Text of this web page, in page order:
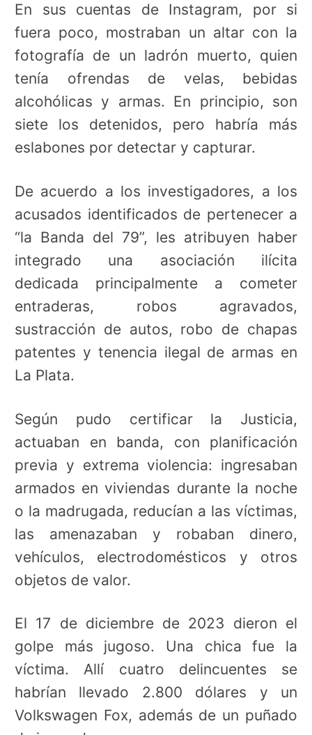
En sus cuentas de Instagram, por si
fuera poco, mostraban un altar con la
fotografía de un ladrón muerto, quien
tenía ofrendas de velas, bebidas
alcohólicas y armas. En principio, son
siete los detenidos, pero habría más
eslabones por detectar y capturar.
De acuerdo a los investigadores, a los
acusados identificados de pertenecer a
“la Banda del 79”, les atribuyen haber
integrado una asociación ilícita
dedicada principalmente a cometer
entraderas, robos agravados,
sustracción de autos, robo de chapas
patentes y tenencia ilegal de armas en
La Plata.
Según pudo certificar la Justicia,
actuaban en banda, con planificación
previa y extrema violencia: ingresaban
armados en viviendas durante la noche
o la madrugada, reducían a las víctimas,
las amenazaban y robaban dinero,
vehículos, electrodomésticos y otros
objetos de valor.
El 17 de diciembre de 2023 dieron el
golpe más jugoso. Una chica fue la
víctima. Allí cuatro delincuentes se
habrían llevado 2.800 dólares y un
Volkswagen Fox, además de un puñado